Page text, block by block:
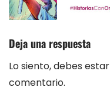
Deja una respuesta
Lo siento, debes estar
comentario.